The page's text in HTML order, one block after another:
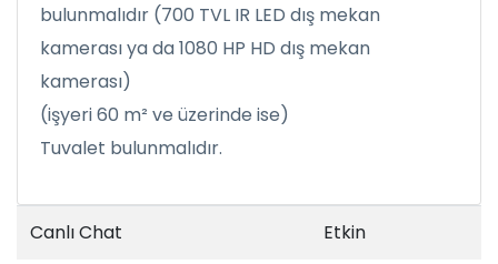
bulunmalıdır (700 TVL IR LED dış mekan
kamerası ya da 1080 HP HD dış mekan
kamerası)
(işyeri 60 m² ve üzerinde ise)
Tuvalet bulunmalıdır.
Canlı Chat Etkin